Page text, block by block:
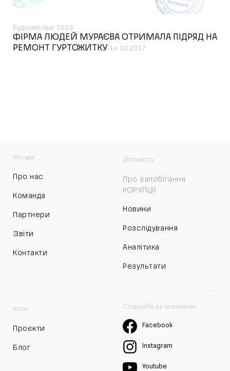
будкомплект 2015
ФІРМА ЛЮДЕЙ МУРАЄВА ОТРИМАЛА ПІДРЯД НА
РЕМОНТ ГУРТОЖИТКУ 14.03.2017
Хто ми
Про нас
Команда
Партнери
Звіти
Контакти
Діяльність
Про запобігання
КОРУПЦІЇ:
Новини
Розслідування
Аналітика
Результати
Інше
Проєкти
Блог
Слідкуйте за новинами
Facebook
Instagram
Youtube